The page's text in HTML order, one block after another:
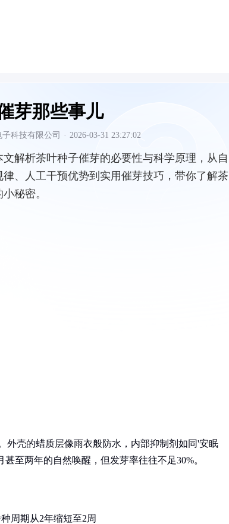
芽那些事儿
科技有限公司 · 2026-03-31 23:27:02
文解析茶叶种子催芽的必要性与科学原理，从自
律、人工干预优势到实用催芽技巧，带你了解茶
秘密。
外壳的蜡质层像雨衣般防水，内部抑制剂如同'安眠
至两年的自然唤醒，但发芽率往往不足30%。
周期从2年缩短至2周